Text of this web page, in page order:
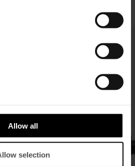
Allow all
selection
SIE IHREN LOOK